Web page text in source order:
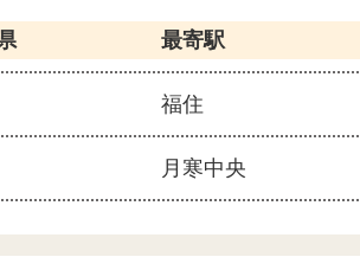
最寄駅
福住
月寒中央